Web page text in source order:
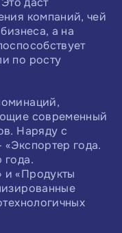
компаний, чей
а на
по росту
современный
Наряду с
года.
года.
«Продукты